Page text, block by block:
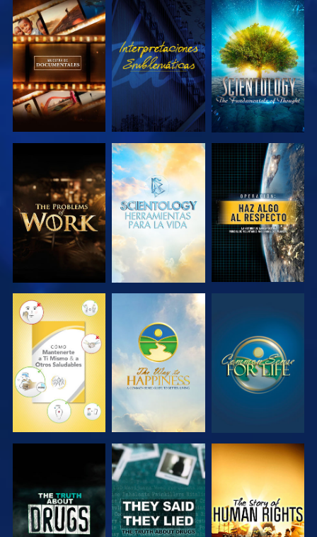
EXPLORA LAS
SERIES
VE
EXPLORA LAS
SERIES
EXPLORA LAS
SERIES
EXPLORA LAS
SERIES
VE
VE VE VE
VE VE